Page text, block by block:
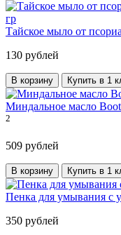
Тайское мыло от
130 рублей
В корзину Купить в 1
Миндальное масло
2
509 рублей
В корзину Купить в 1
Пенка для умывания с
350 рублей